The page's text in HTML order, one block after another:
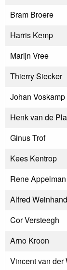
Bram Broere
Harris Kemp
Marijn Vree
Thierry Siecker
Johan Voskamp
Henk van de
Ginus Trof
Kees Kentrop
Rene Appelman
Alfred
Cor Versteegh
Arno Kroon
Vincent van der